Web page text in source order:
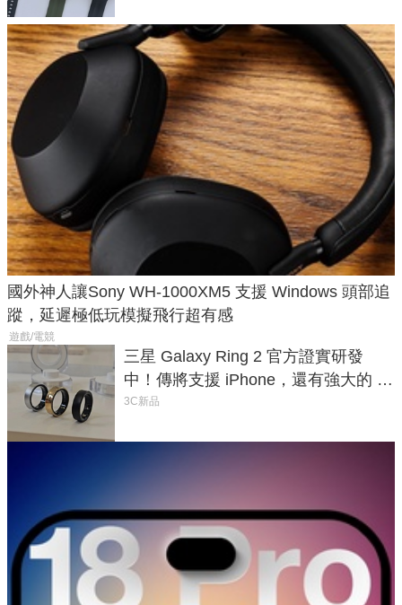
國外神人讓Sony WH-1000XM5 支援 Windows 頭部追
蹤，延遲極低玩模擬飛行超有感
遊戲/電競
三星 Galaxy Ring 2 官方證實研發
中！傳將支援 iPhone，還有強大的 AI
與智慧家電連動功能
3C新品